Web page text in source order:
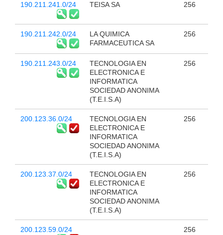
190.211.241.0/24 TEISA SA 256
190.211.242.0/24
LA QUIMICA
FARMACEUTICA SA
256
190.211.243.0/24
TECNOLOGIA EN
ELECTRONICA E
INFORMATICA
SOCIEDAD ANONIMA
(T.E.I.S.A)
256
200.123.36.0/24
TECNOLOGIA EN
ELECTRONICA E
INFORMATICA
SOCIEDAD ANONIMA
(T.E.I.S.A)
256
200.123.37.0/24
TECNOLOGIA EN
ELECTRONICA E
INFORMATICA
SOCIEDAD ANONIMA
(T.E.I.S.A)
256
200.123.59.0/24 256